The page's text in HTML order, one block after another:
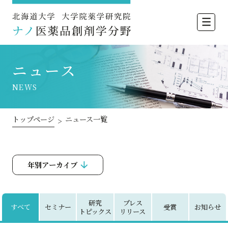
ニュース
NEWS
トップページ > ニュース一覧
年別アーカイブ
すべて セミナー
研究
トピックス
プレス
リリース
受賞 お知らせ